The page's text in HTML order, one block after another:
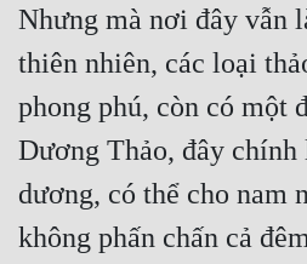
Nhưng mà nơi đây vẫn
thiên nhiên, các loại
phong phú, còn có một
Dương Thảo, đây chính
dương, có thể cho nam
không phấn chấn cả